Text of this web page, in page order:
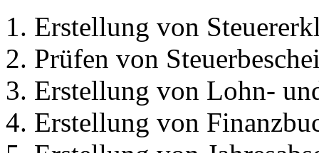
Erstellung von
Prüfen von
Erstellung von Lohn-
Erstellung von